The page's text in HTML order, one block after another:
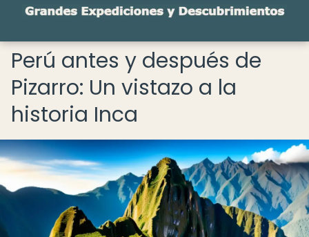
Perú antes y después de
Pizarro: Un vistazo a la
historia Inca